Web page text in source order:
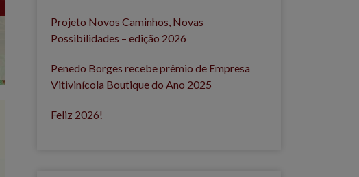
Projeto Novos Caminhos, Novas
Possibilidades – edição 2026
Penedo Borges recebe prêmio de Empresa
Vitivinícola Boutique do Ano 2025
Feliz 2026!